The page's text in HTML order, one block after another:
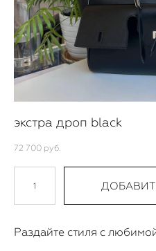
экстра дроп black
72 700 pуб.
Раздайте стиля с